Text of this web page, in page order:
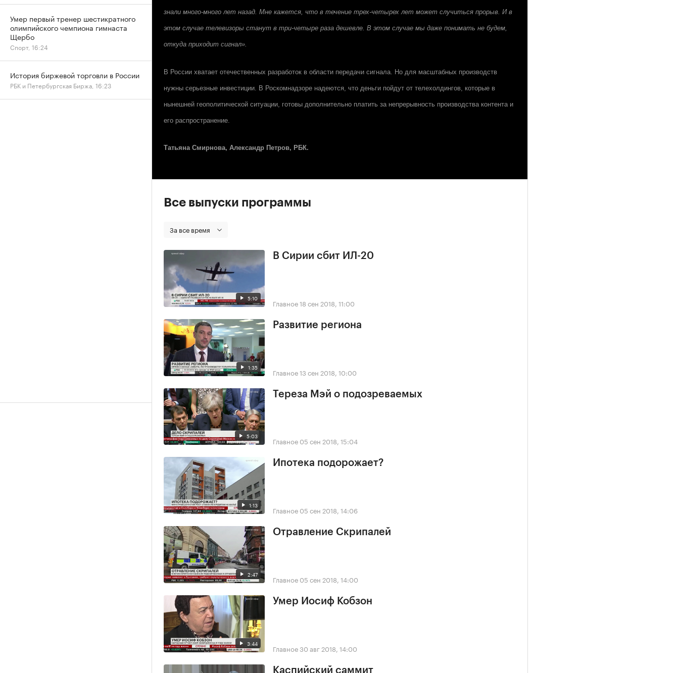
знали много-много лет назад. Мне кажется, что в течение трех-четырех лет может случиться прорыв. И в
этом случае телевизоры станут в три-четыре раза дешевле. В этом случае мы даже понимать не будем,
откуда приходит сигнал».
В России хватает отечественных разработок в области передачи сигнала. Но для масштабных производств
нужны серьезные инвестиции. В Роскомнадзоре надеются, что деньги пойдут от телехолдингов, которые в
нынешней геополитической ситуации, готовы дополнительно платить за непрерывность производства контента и
его распространение.
Татьяна Смирнова, Александр Петров, РБК.
Все выпуски программы
За все время
5:10
В Сирии сбит ИЛ-20
Главное18 сен 2018, 11:00
1:35
Развитие региона
Главное13 сен 2018, 10:00
5:03
Тереза Мэй о подозреваемых
Главное 05 сен 2018, 15:04
1:13
Ипотека подорожает?
Главное 05 сен 2018, 14:06
2:47
Отравление Скрипалей
Главное 05 сен 2018, 14:00
3:44
Умер Иосиф Кобзон
Главное30 авг 2018, 14:00
Каспийский саммит
Умер первый тренер шестикратного
олимпийского чемпиона гимнаста
Щербо
Спорт, 16:24
История биржевой торговли в России
РБК и Петербургская Биржа, 16:23